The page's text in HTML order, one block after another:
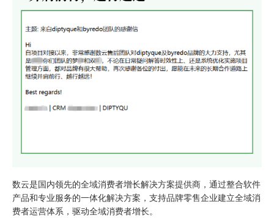
数云是国内领先的全域消费者增长解决方案提供商，通过整合软件
产品和专业服务的一体化解决方案，支持品牌零售企业建立全域消
费者运营体系，驱动全域消费者增长。